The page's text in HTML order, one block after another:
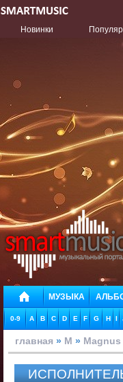
Новинки
МУЗЫКА
0-9 A B C D E F G H I
главная » M » Magnus